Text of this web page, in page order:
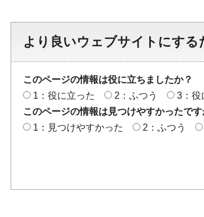
より良いウェブサイトにす
このページの情報は役に立ちましたか？
1：役に立った
2：ふつう
3：役
このページの情報は見つけやすかったです
1：見つけやすかった
2：ふつう